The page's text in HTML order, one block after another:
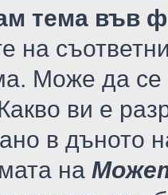
тема във
на
Може да се
ви е
в дъното
на